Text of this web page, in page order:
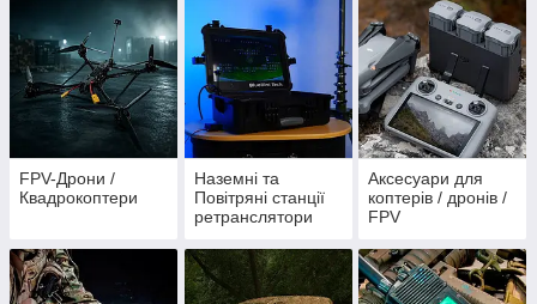
FPV-Дрони /
Квадрокоптери
Наземні та
Повітряні станції
ретранслятори
Аксесуари для
коптерів / дронів /
FPV